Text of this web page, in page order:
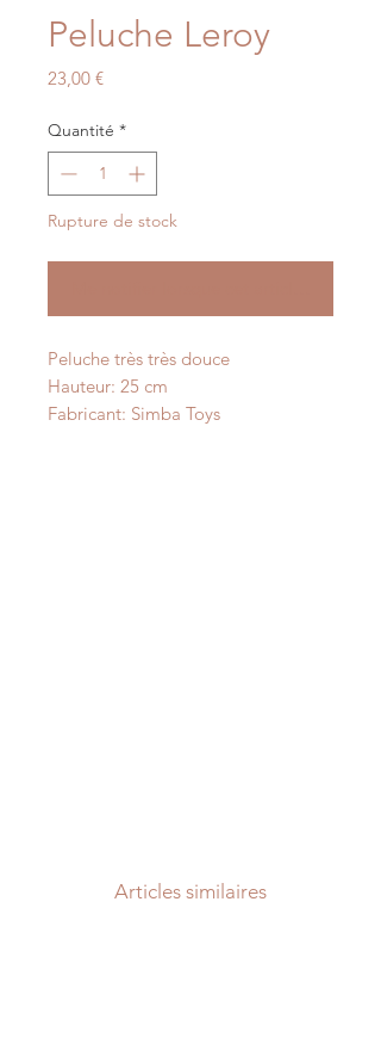
Peluche Leroy
23,00 €Prix
Quantité *
Rupture de stock
Peluche très très douce
Hauteur: 25 cm
Fabricant: Simba Toys
Articles similaires